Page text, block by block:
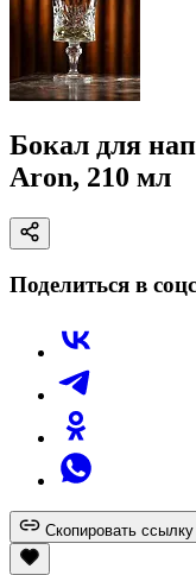
Бокал для
Aron, 210 мл
Поделиться в
Скопировать ссылку